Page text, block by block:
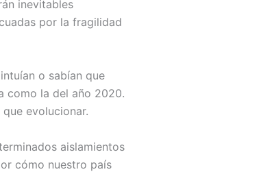
inevitables
por la fragilidad
o sabían que
como la del año 2020.
evolucionar.
aislamientos
cómo nuestro país